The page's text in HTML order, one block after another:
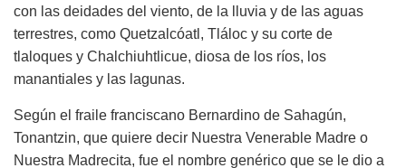
con las deidades del viento, de la lluvia y de las aguas
terrestres, como Quetzalcóatl, Tláloc y su corte de
tlaloques y Chalchiuhtlicue, diosa de los ríos, los
manantiales y las lagunas.
Según el fraile franciscano Bernardino de Sahagún,
Tonantzin, que quiere decir Nuestra Venerable Madre o
Nuestra Madrecita, fue el nombre genérico que se le dio a